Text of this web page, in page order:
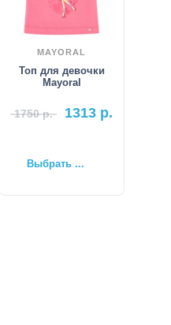
MAYORAL
Топ для девочки
Mayoral
1750р. 1313 р.
Выбрать ...